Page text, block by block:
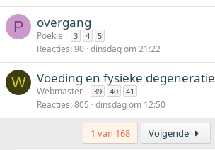
P overgang
Poekie 3 4 5
Reacties 90 dinsdag om 21:22
W Voeding en fysieke degeneratie
Webmaster 39 40 41
Reacties 805 dinsdag om 12:50
1 van 168 Volgende